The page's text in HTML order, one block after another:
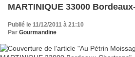
MARTINIQUE 33000
Publié le 11/12/2011 à 21:10
Par Gourmandine